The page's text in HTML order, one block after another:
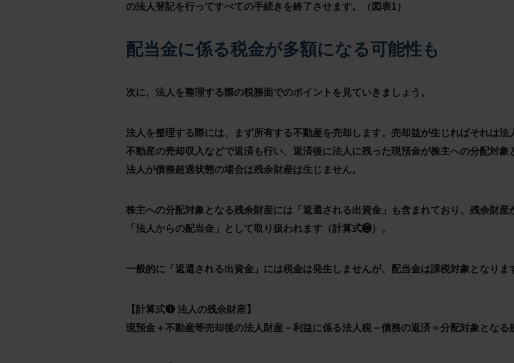
の法人登記を行ってすべての手続きを終了させます。
（図表1）
配当金に係る税金が多額になる可能性も
次に、法人を整理する際の税務面でのポイントを見ていきましょう。
法人を整理する際には、まず所有する不動産を売却します。売却益が生じればそれは
不動産の売却収入などで返済も行い、返済後に法人に残った現預金が株主への分配対
法人が債務超過状態の場合は残余財産は生じません。
株主への分配対象となる残余財産には「返還される出資金」も含まれており、残余財
「法人からの配当金」として取り扱われます（計算式❷）。
一般的に「返還される出資金」には税金は発生しませんが、配当金は課税対象となり
【計算式❶ 法人の残余財産】
現預金＋不動産等売却後の法人財産－利益に係る法人税－債務の返済＝分配対象となる